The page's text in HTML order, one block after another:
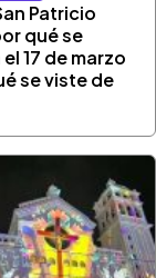
Patricio
qué se
17 de marzo
se viste de